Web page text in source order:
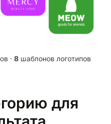
· 8 шаблонов логотипов
для